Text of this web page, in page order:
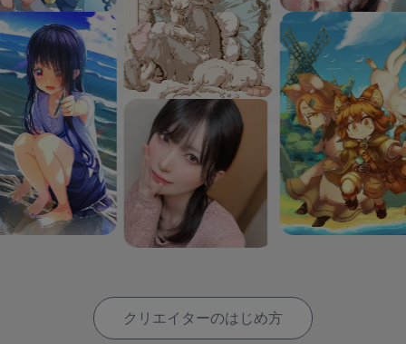
クリエイターのはじめ方